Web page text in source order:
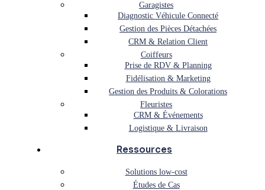
Garagistes
Diagnostic Véhicule Connecté
Gestion des Pièces Détachées
CRM & Relation Client
Coiffeurs
Prise de RDV & Planning
Fidélisation & Marketing
Gestion des Produits & Colorations
Fleuristes
CRM & Événements
Logistique & Livraison
Ressources
Solutions low-cost
Études de Cas